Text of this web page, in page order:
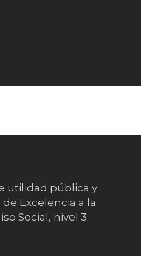
utilidad pública y
Excelencia a la
Social, nivel 3